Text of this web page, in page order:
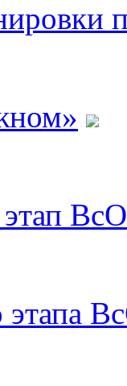
этапа